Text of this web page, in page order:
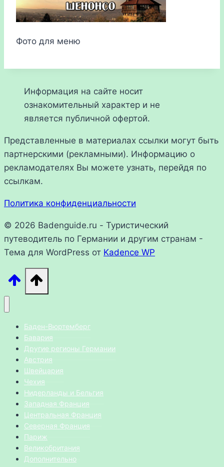
Фото для меню
Информация на сайте носит
ознакомительный характер и не
является публичной офертой.
Представленные в материалах ссылки могут быть
партнерскими (рекламными). Информацию о
рекламодателях Вы можете узнать, перейдя по
ссылкам.
Политика конфиденциальности
© 2026 Badenguide.ru - Туристический
путеводитель по Германии и другим странам -
Тема для WordPress от Kadence WP
Баден-Вюртемберг
Бавария
Другие регионы Германии
Австрия
Швейцария
Чехия
Нидерланды и Бельгия
Западная Франция
Центральная Франция
Северная Франция
Париж
Великобритания
Дополнительно